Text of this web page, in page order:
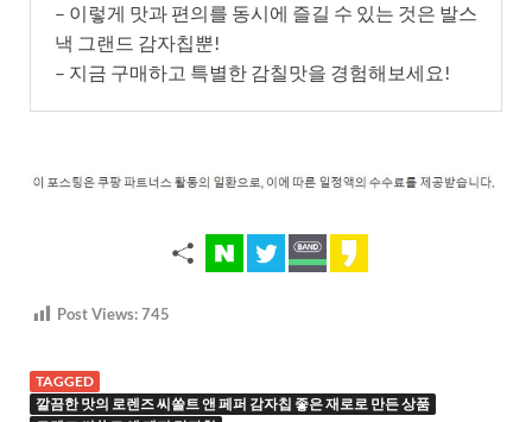
– 이렇게 맛과 편의를 동시에 즐길 수 있는 것은 발스
낵 그랜드 감자칩뿐!
– 지금 구매하고 특별한 감칠맛을 경험해보세요!
Post Views:745
TAGGED
깔끔한 맛의 로렌즈 씨쏠트 앤 페퍼 감자칩 좋은 재로로 만든 상품